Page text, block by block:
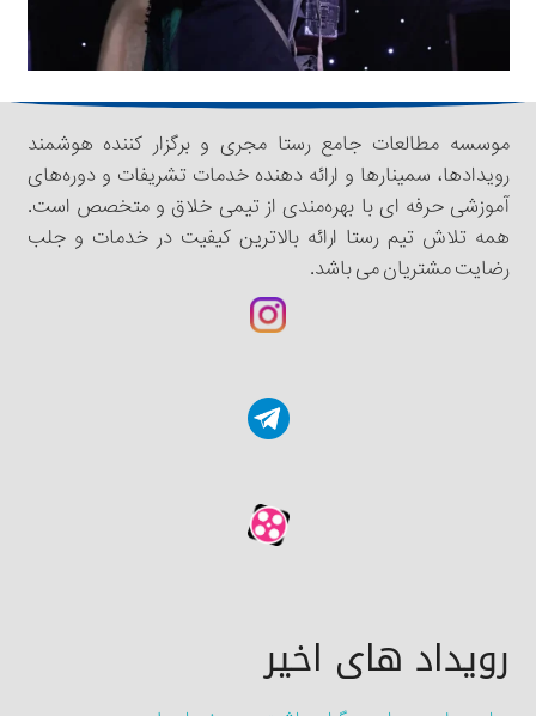
موسسه مطالعات جامع رستا مجری و برگزار کننده هوشمند
رویدادها، سمینار‌‌ها و ارائه دهنده خدمات تشریفات و دوره‌های
آموزشی حرفه ای با بهره‌مندی از تیمی خلاق و متخصص است.
همه تلاش تیم رستا ارائه بالاترین کیفیت در خدمات و جلب
رضایت مشتریان می باشد.
رویداد های اخیر